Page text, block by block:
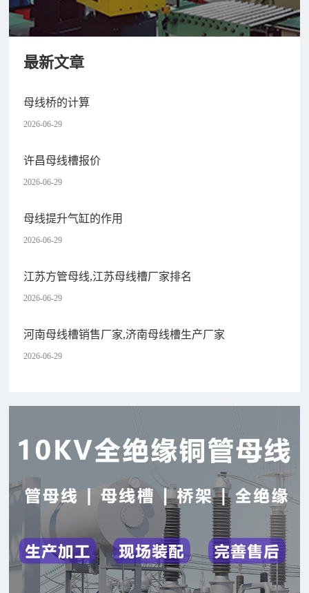
最新文章
母线桥的计算
2026-06-29
许昌母线槽报价
2026-06-29
母线提升气缸的作用
2026-06-29
江苏方管母线,江苏母线槽厂家排名
2026-06-29
河南母线槽销售厂家,济南母线槽生产厂家
2026-06-29